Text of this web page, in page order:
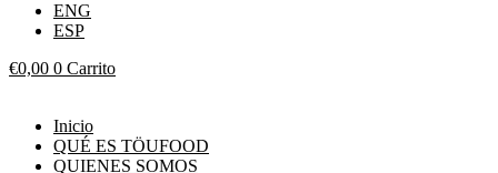
ENG
ESP
€0,00 0 Carrito
Inicio
QUÉ ES TÖUFOOD
QUIENES SOMOS